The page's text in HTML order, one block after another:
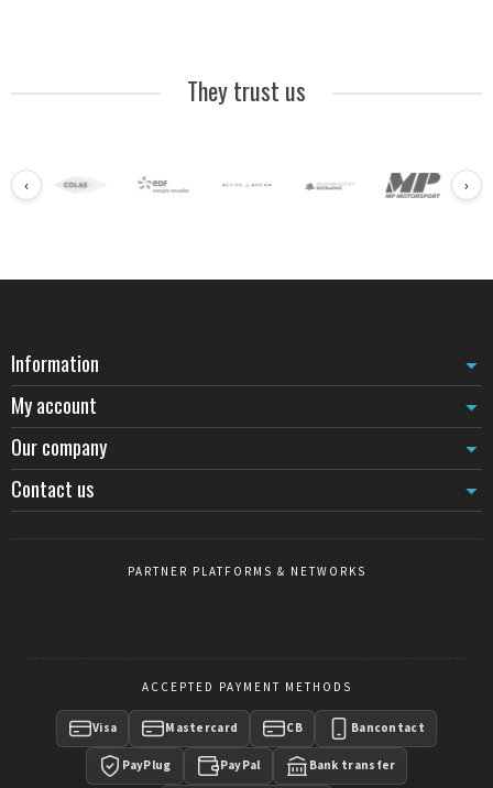
They trust us
‹ ›
Information
My account
Our company
Contact us
PARTNER PLATFORMS & NETWORKS
ACCEPTED PAYMENT METHODS
Visa Mastercard CB Bancontact
PayPlug PayPal Bank transfer